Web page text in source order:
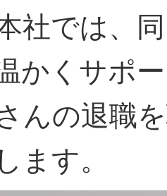
社では、
かくサポ
んの退職
ます。